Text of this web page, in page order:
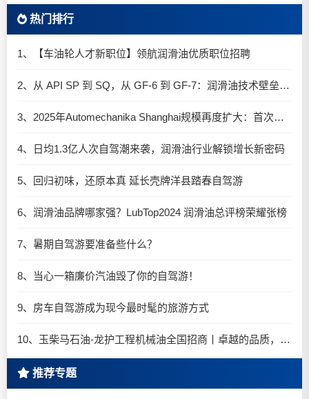
热门排行
1、【车油轮人才新职位】领航润滑油优质职位招聘
2、从 API SP 到 SQ，从 GF-6 到 GF-7：润滑油技术壁垒再升高，你准备好了吗？
3、2025年Automechanika Shanghai规模再度扩大：首次启用国家会展中心（上海）全部15个展馆
4、日均1.3亿人次自驾潮来袭，润滑油行业解锁增长新密码​
5、回归初味，还原本真 延长壳牌洋县踏春自驾游
6、润滑油品牌哪家强？LubTop2024 润滑油总评榜荣耀张榜
7、暑期自驾游要准备些什么？
8、当心一箱廉价汽油毁了你的自驾游！
9、房车自驾游成为现今最时髦的旅游方式
10、玉柴马石油-龙护工程机械油全国招商丨卓越的品质，专业的品牌！
推荐专题